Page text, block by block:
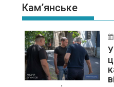
Кам’янське